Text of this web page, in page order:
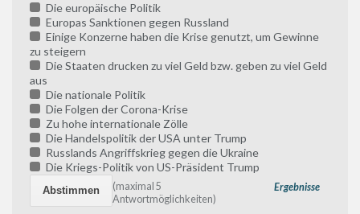
Die europäische Politik
Europas Sanktionen gegen Russland
Einige Konzerne haben die Krise genutzt, um Gewinne
zu steigern
Die Staaten drucken zu viel Geld bzw. geben zu viel Geld
aus
Die nationale Politik
Die Folgen der Corona-Krise
Zu hohe internationale Zölle
Die Handelspolitik der USA unter Trump
Russlands Angriffskrieg gegen die Ukraine
Die Kriegs-Politik von US-Präsident Trump
Ergebnisse
(maximal 5
Antwortmöglichkeiten)